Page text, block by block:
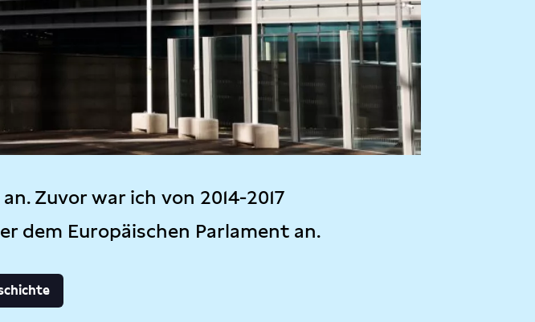
Zuvor war ich von 2014-2017
dem Europäischen Parlament an.